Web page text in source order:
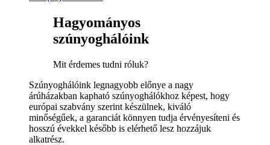
Hagyományos
szúnyoghálóink
Mit érdemes tudni róluk?
Szúnyoghálóink legnagyobb előnye a nagy
árúházakban kapható szúnyoghálókhoz képest, hogy
európai szabvány szerint készülnek, kiváló
minőségűek, a garanciát könnyen tudja érvényesíteni és
hosszú évekkel később is elérhető lesz hozzájuk
alkatrész.